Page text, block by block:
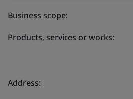
Business scope:
Products, services or works:
Address: